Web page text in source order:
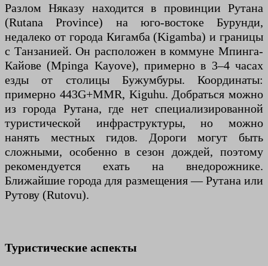
Разлом Няказу находится в провинции Рутана
(Rutana Province) на юго-востоке Бурунди,
недалеко от города Кигамба (Kigamba) и границы
с Танзанией. Он расположен в коммуне Мпинга-
Кайове (Mpinga Kayove), примерно в 3–4 часах
езды от столицы Бужумбуры. Координаты:
примерно 443G+MMR, Kiguhu. Добраться можно
из города Рутана, где нет специализированной
туристической инфраструктуры, но можно
нанять местных гидов. Дороги могут быть
сложными, особенно в сезон дождей, поэтому
рекомендуется ехать на внедорожнике.
Ближайшие города для размещения — Рутана или
Рутову (Rutovu).
Туристические аспекты